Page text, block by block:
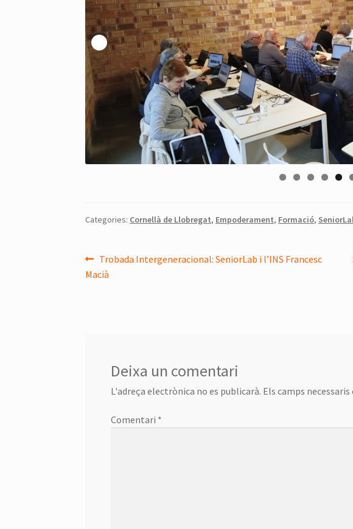
Categories: Cornellà de Llobregat, Empoderament, Formació,
Navegació
d'entrades
Entrada
anterior:
Trobada Intergeneracional: SeniorLab i l’INS Francesc
Macià
Deixa un comentari
L'adreça electrònica no es publicarà. Els camps
Comentari *